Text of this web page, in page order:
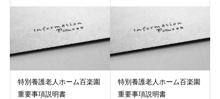
特別養護老人ホーム百楽園
重要事項説明書
特別養護老人ホーム百楽園
重要事項説明書